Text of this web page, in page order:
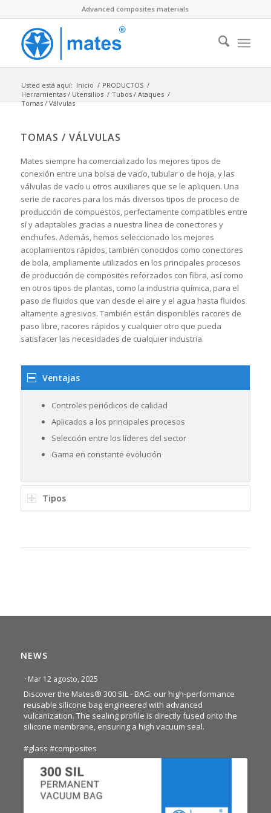
Advanced composites materials
Usted está aquí: Inicio / PRODUCTOS /
Herramientas / Utensilios / Tubos / Ataques /
Tomas / Válvulas
TOMAS / VÁLVULAS
Mates siempre ha comercializado los mejores tipos de
conexión entre una bolsa de vacío, tubular o de hoja, y las
válvulas de vacío u otros auxiliares que se le apliquen. Una
serie de racores para los más diversos tipos de proceso de
producción de compuestos, perfectamente compatibles entre
sí y adaptables gracias a nuestra línea de conectores y
enchufes. Además, hemos seleccionado los mejores
acoplamientos rápidos, también conocidos como conectores
de bola, ampliamente utilizados en los principales procesos
de producción de composites reforzados con fibra, así como
en otros tipos de plantas, como la industria química, para el
paso de fluidos que van desde el aire y el agua hasta fluidos
altamente agresivos. También están disponibles racores de
paso libre, racores rápidos y cualquier otro que pueda
satisfacer las necesidades de cualquier industria.
Ventajas
Controles periódicos de calidad
Aplicados a los principales procesos
Selección entre los líderes del sector
Gama en constante evolución
Tipos
NEWS
· Mar 12 agosto, 2025
Discover the Mates® 300 SIL - BAG: our high-performance
reusable silicone bag engineered with advanced
vulcanization. The sealing profile is directly fused onto the
silicone membrane, ensuring a high vacuum seal.
#glass #composites